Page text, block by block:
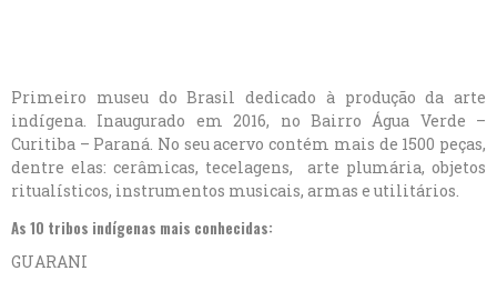
Primeiro museu do Brasil dedicado à produção da arte
indígena. Inaugurado em 2016, no Bairro Água Verde –
Curitiba – Paraná. No seu acervo contém mais de 1500 peças,
dentre elas: cerâmicas, tecelagens, arte plumária, objetos
ritualísticos, instrumentos musicais, armas e utilitários.
As 10 tribos indígenas mais conhecidas:
GUARANI